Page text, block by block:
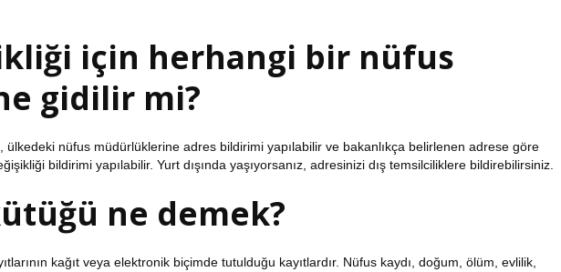
için herhangi bir nüfus
gidilir mi?
ülkedeki nüfus müdürlüklerine adres bildirimi yapılabilir ve bakanlıkça belirlenen adrese göre
bildirimi yapılabilir. Yurt dışında yaşıyorsanız, adresinizi dış temsilciliklere bildirebilirsiniz.
ne demek?
kağıt veya elektronik biçimde tutulduğu kayıtlardır. Nüfus kaydı, doğum, ölüm, evlilik,